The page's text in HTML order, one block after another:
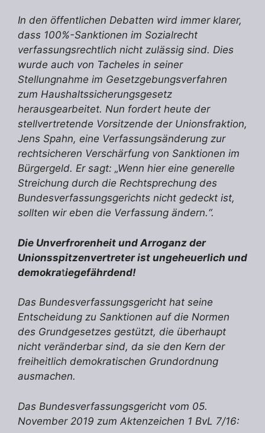
In den öffentlichen Debatten wird immer klarer,
dass 100%-Sanktionen im Sozialrecht
verfassungsrechtlich nicht zulässig sind. Dies
wurde auch von Tacheles in seiner
Stellungnahme im Gesetzgebungsverfahren
zum Haushaltssicherungsgesetz
herausgearbeitet. Nun fordert heute der
stellvertretende Vorsitzende der Unionsfraktion,
Jens Spahn, eine Verfassungsänderung zur
rechtsicheren Verschärfung von Sanktionen im
Bürgergeld. Er sagt: „Wenn hier eine generelle
Streichung durch die Rechtsprechung des
Bundesverfassungsgerichts nicht gedeckt ist,
sollten wir eben die Verfassung ändern.“.
Die Unverfrorenheit und Arroganz der
Unionsspitzenvertreter ist ungeheuerlich und
demokratiegefährdend!
Das Bundesverfassungsgericht hat seine
Entscheidung zu Sanktionen auf die Normen
des Grundgesetzes gestützt, die überhaupt
nicht veränderbar sind, da sie den Kern der
freiheitlich demokratischen Grundordnung
ausmachen.
Das Bundesverfassungsgericht vom 05.
November 2019 zum Aktenzeichen 1 BvL 7/16: